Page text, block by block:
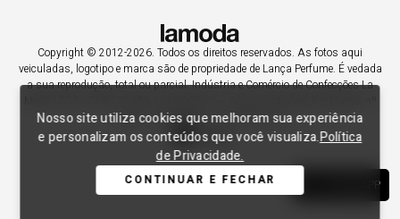
WHATSAPP
Nosso site utiliza cookies que melhoram sua experiência
e personalizam os conteúdos que você visualiza.Política
de Privacidade.
CONTINUAR E FECHAR
Copyright © 2012-2026. Todos os direitos reservados. As fotos aqui
veiculadas, logotipo e marca são de propriedade de Lança Perfume. É vedada
a sua reprodução, total ou parcial. Indústria e Comércio de Confecções La
1925 - Vila Macarini - Criciúma/SC.